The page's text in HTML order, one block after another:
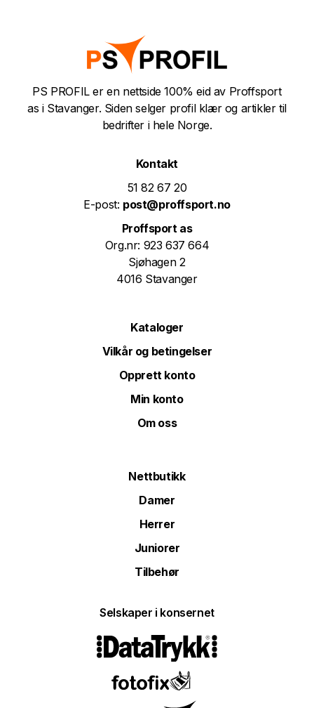
PS PROFIL er en nettside 100% eid av Proffsport
as i Stavanger. Siden selger profil klær og artikler til
bedrifter i hele Norge.
Kontakt
51 82 67 20
E-post: post@proffsport.no
Proffsport as
Org.nr: 923 637 664
Sjøhagen 2
4016 Stavanger
Kataloger
Vilkår og betingelser
Opprett konto
Min konto
Om oss
Nettbutikk
Damer
Herrer
Juniorer
Tilbehør
Selskaper i konsernet